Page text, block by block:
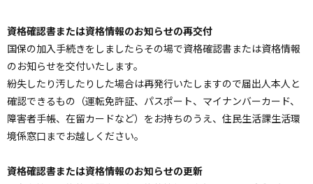
ー
ジ
の
ト
ッ
プ
資格確認書または資格情報のお知らせの再交付
国保の加入手続きをしましたらその場で資格確認書または資格情報
のお知らせを交付いたします。
紛失したり汚したりした場合は再発行いたしますので届出人本人と
確認できるもの（運転免許証、パスポート、マイナンバーカード、
障害者手帳、在留カードなど）をお持ちのうえ、住民生活課生活環
境係窓口までお越しください。
資格確認書または資格情報のお知らせの更新